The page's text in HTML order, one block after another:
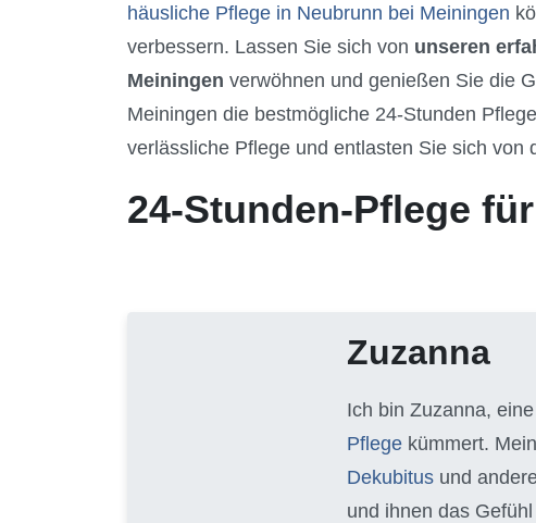
häusliche Pflege in Neubrunn bei Meiningen
verbessern. Lassen Sie sich von unseren
Meiningen verwöhnen und genießen Sie die
Meiningen die bestmögliche 24-Stunden
verlässliche Pflege und entlasten Sie sich von
24-Stunden-Pflege
Zuzanna
Ich bin Zuzanna,
Pflege kümmert.
Dekubitus und
und ihnen das